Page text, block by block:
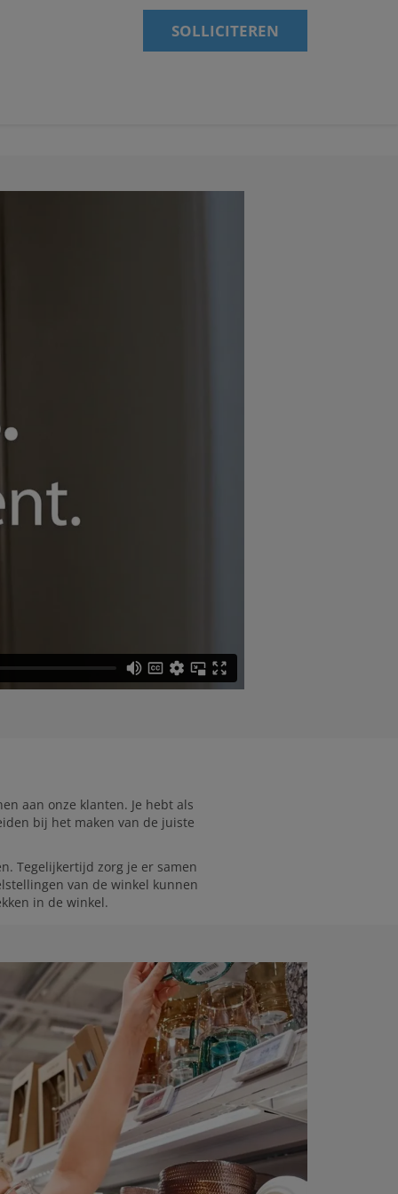
SOLLICITEREN
aan onze klanten. Je hebt als
bij het maken van de juiste
Tegelijkertijd zorg je er samen
van de winkel kunnen
in de winkel.